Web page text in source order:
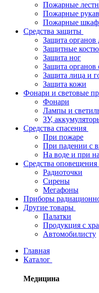
Пожарные
Пожарные
Пожарные
Средства защиты
Защита органов
Защитные
Защита ног
Защита органов
Защита лица и
Защита кожи
Фонари и световые
Фонари
Лампы и
ЗУ,
Средства спасения
При пожаре
При падении с
На воде и при
Средства оповещения
Радиоточки
Сирены
Мегафоны
Приборы
Другие товары
Палатки
Продукция с
Автомобилисту
Главная
Каталог
Медицина